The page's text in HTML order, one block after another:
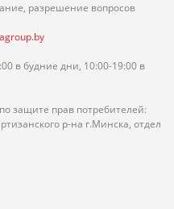
разрешение вопросов
в будние дни, 10:00-19:00 в
защите прав потребителей:
р-на г.Минска, отдел